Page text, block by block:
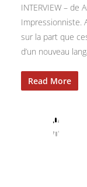
INTERVIEW – de
Impressionniste.
sur la part que
d’un nouveau
Read More